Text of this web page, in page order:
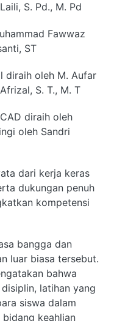
S. Pd., M. Pd
Fawwaz
ST
diraih oleh M. Aufar
S. T., M. T
diraih oleh
oleh Sandri
dari kerja keras
dukungan penuh
kompetensi
bangga dan
luar biasa tersebut.
bahwa
latihan yang
siswa dalam
keahlian